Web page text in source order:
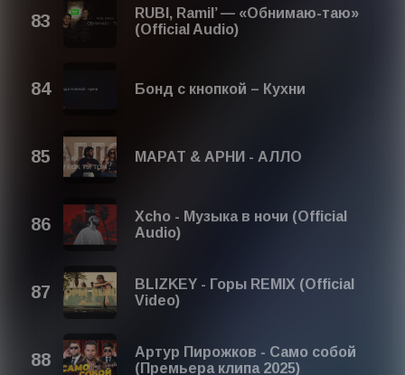
RUBI, Ramil’ — «Обнимаю-таю»
(Official Audio)
Бонд с кнопкой – Кухни
МАРАТ & АРНИ - АЛЛО
Xcho - Музыка в ночи (Official
Audio)
BLIZKEY - Горы REMIX (Official
Video)
Артур Пирожков - Само собой
(Премьера клипа 2025)